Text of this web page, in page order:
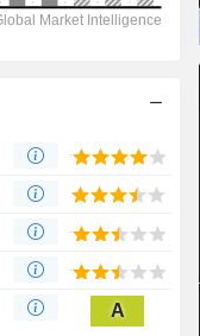
-1,34% -1,29%
19 273 A